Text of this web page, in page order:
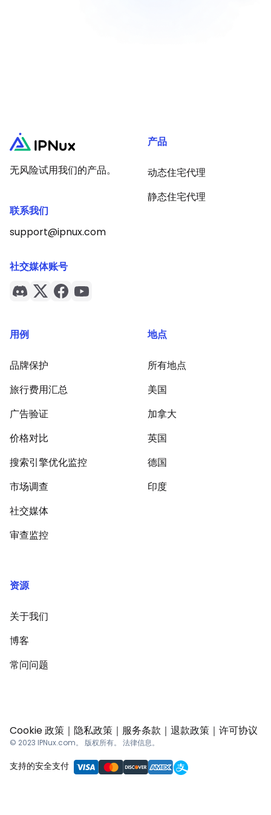
无风险试用我们的产品。
联系我们
support@ipnux.com
社交媒体账号
产品
动态住宅代理
静态住宅代理
用例
品牌保护
旅行费用汇总
广告验证
价格对比
搜索引擎优化监控
市场调查
社交媒体
审查监控
地点
所有地点
美国
加拿大
英国
德国
印度
资源
关于我们
博客
常问问题
Cookie 政策 ｜ 隐私政策 ｜ 服务条款 ｜ 退款政策 ｜ 许可协议
© 2023 IPNux.com。 版权所有。 法律信息。
支持的安全支付